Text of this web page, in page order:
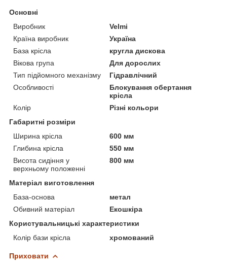
Основні
Виробник
Velmi
Країна виробник
Україна
База крісла
кругла дискова
Вікова група
Для дорослих
Тип підйомного механізму
Гідравлічний
Особливості
Блокування обертання
крісла
Колір
Різні кольори
Габаритні розміри
Ширина крісла
600 мм
Глибина крісла
550 мм
Висота сидіння у
верхньому положенні
800 мм
Матеріал виготовлення
База-основа
метал
Обивний матеріал
Екошкіра
Користувальницькі характеристики
Колір бази крісла
хромований
Приховати